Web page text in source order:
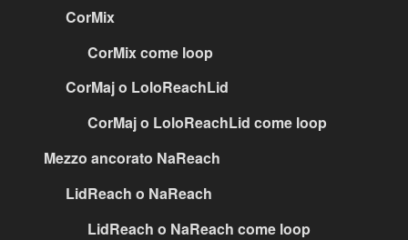
CorMix
CorMix come loop
CorMaj o LoloReachLid
CorMaj o LoloReachLid come loop
Mezzo ancorato NaReach
LidReach o NaReach
LidReach o NaReach come loop